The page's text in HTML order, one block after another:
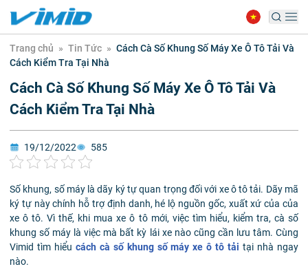
Trang chủ » Tin Tức » Cách Cà Số Khung Số Máy Xe Ô Tô Tải Và
Cách Kiểm Tra Tại Nhà
Cách Cà Số Khung Số Máy Xe Ô Tô Tải Và
Cách Kiểm Tra Tại Nhà
19/12/2022 585
Số khung, số máy là dãy ký tự quan trọng đối với xe ô tô tải. Dãy mã
ký tự này chính hỗ trợ định danh, hé lộ nguồn gốc, xuất xứ của của
xe ô tô. Vì thế, khi mua xe ô tô mới, việc tìm hiểu, kiểm tra, cà số
khung số máy là việc mà bất kỳ lái xe nào cũng cần lưu tâm. Cùng
Vimid tìm hiểu cách cà số khung số máy xe ô tô tải tại nhà ngay
nào.